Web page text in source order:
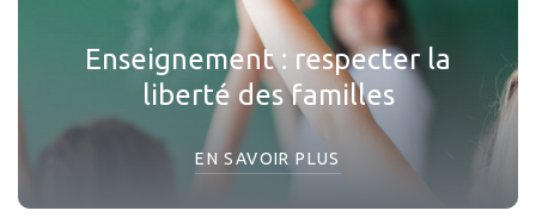
Enseignement : respecter la
liberté des familles
EN SAVOIR PLUS